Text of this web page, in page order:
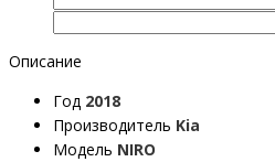
Описание
Год 2018
Производитель Kia
Модель NIRO